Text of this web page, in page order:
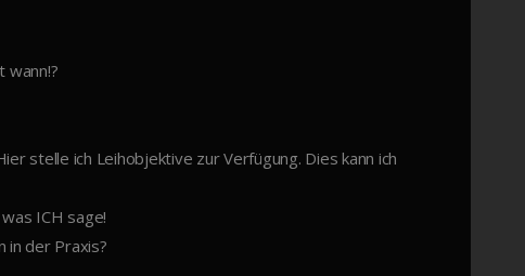
wann!?
stelle ich Leihobjektive zur Verfügung. Dies kann ich
ICH sage!
in der Praxis?